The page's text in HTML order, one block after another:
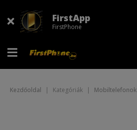
FirstApp
FirstPhone
Kezdőoldal | Kategóriák | Mobiltelefonok